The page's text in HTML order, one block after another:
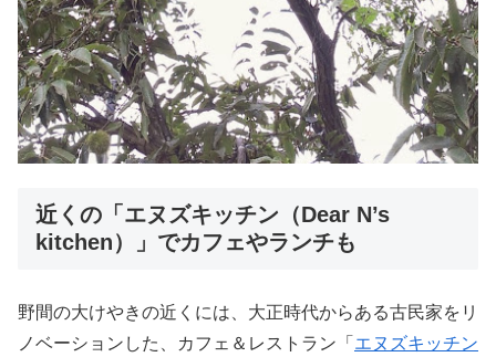
近くの「エヌズキッチン（Dear N’s
kitchen）」でカフェやランチも
野間の大けやきの近くには、大正時代からある古民家をリ
ノベーションした、カフェ＆レストラン「 エヌズキッチン